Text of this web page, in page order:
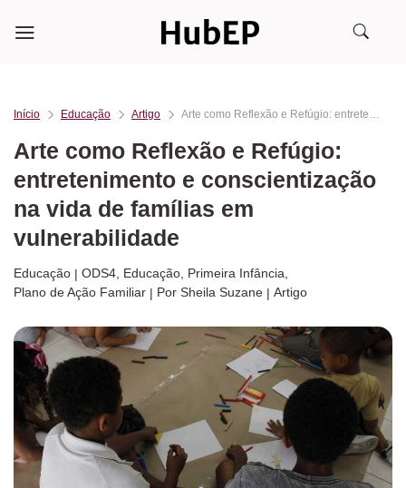
Início Educação Artigo Arte como Reflexão e Refúgio: entretenimento e conscientização na vida de famílias em vulnerabilidade
Arte como Reflexão e Refúgio:
entretenimento e conscientização
na vida de famílias em
vulnerabilidade
Educação ODS4 Educação Primeira Infância
Plano de Ação Familiar
Por Sheila Suzane Artigo